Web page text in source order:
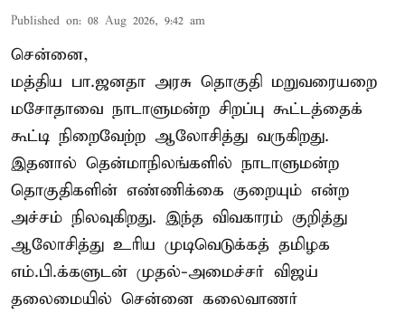
Published on: 08 Aug 2026, 9:42 am
சென்னை,
மத்திய பா.ஜனதா அரசு தொகுதி மறுவரையறை
மசோதாவை நாடாளுமன்ற சிறப்பு கூட்டத்தைக்
கூட்டி நிறைவேற்ற ஆலோசித்து வருகிறது.
இதனால் தென்மாநிலங்களில் நாடாளுமன்ற
தொகுதிகளின் எண்ணிக்கை குறையும் என்ற
அச்சம் நிலவுகிறது. இந்த விவகாரம் குறித்து
ஆலோசித்து உரிய முடிவெடுக்கத் தமிழக
எம்.பி.க்களுடன் முதல்-அமைச்சர் விஜய்
தலைமையில் சென்னை கலைவாணர்